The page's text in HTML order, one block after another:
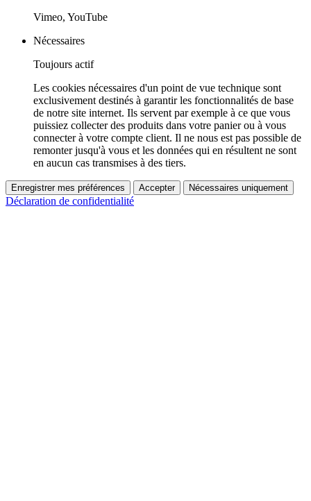
Vimeo, YouTube
Nécessaires
Toujours actif
Les cookies nécessaires d'un point de vue technique sont
exclusivement destinés à garantir les fonctionnalités de base
de notre site internet. Ils servent par exemple à ce que vous
puissiez collecter des produits dans votre panier ou à vous
connecter à votre compte client. Il ne nous est pas possible de
remonter jusqu'à vous et les données qui en résultent ne sont
en aucun cas transmises à des tiers.
Enregistrer mes préférences Accepter Nécessaires uniquement
Déclaration de confidentialité